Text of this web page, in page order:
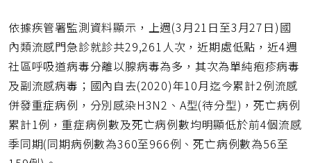
依據疾管署監測資料顯示，上週(3月21日至3月27日)國
內類流感門急診就診共29,261人次，近期處低點，近4週
社區呼吸道病毒分離以腺病毒為多，其次為單純疱疹病毒
及副流感病毒；國內自去(2020)年10月迄今累計2例流感
併發重症病例，分別感染H3N2、A型(待分型)，死亡病例
累計1例，重症病例數及死亡病例數均明顯低於前4個流感
季同期(同期病例數為360至966例、死亡病例數為56至